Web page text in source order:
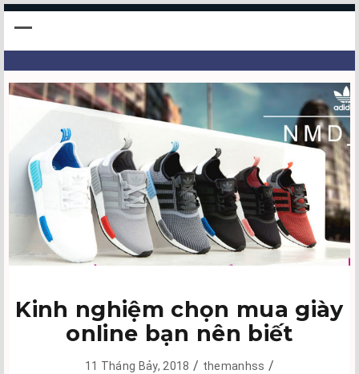
Kinh nghiệm chọn mua giày
online bạn nên biết
11 Tháng Bảy, 2018 / themanhss /